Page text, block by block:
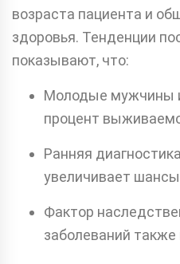
возраста пациента и
здоровья. Тенденции
показывают, что:
Молодые мужчины
процент
Ранняя
увеличивает
Фактор
заболеваний также